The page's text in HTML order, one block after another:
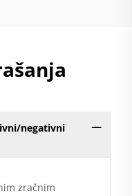
negativni
zračnim